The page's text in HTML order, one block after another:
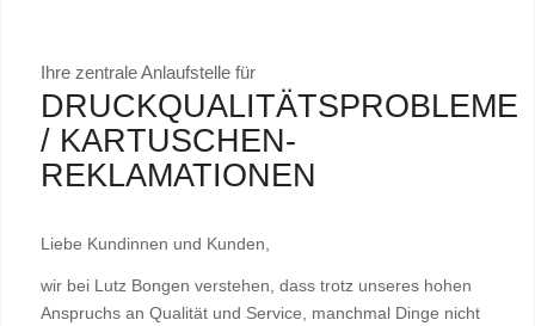
Ihre zentrale Anlaufstelle für
DRUCKQUALITÄTSPROBLEME
/ KARTUSCHEN-
REKLAMATIONEN
Liebe Kundinnen und Kunden,
wir bei Lutz Bongen verstehen, dass trotz unseres hohen
Anspruchs an Qualität und Service, manchmal Dinge nicht